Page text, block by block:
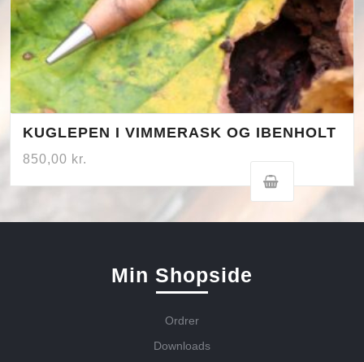
KUGLEPEN I VIMMERASK OG IBENHOLT
850,00 kr.
Min Shopside
Ordrer
Downloads